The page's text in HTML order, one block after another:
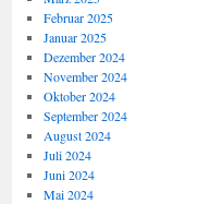
Februar 2025
Januar 2025
Dezember 2024
November 2024
Oktober 2024
September 2024
August 2024
Juli 2024
Juni 2024
Mai 2024